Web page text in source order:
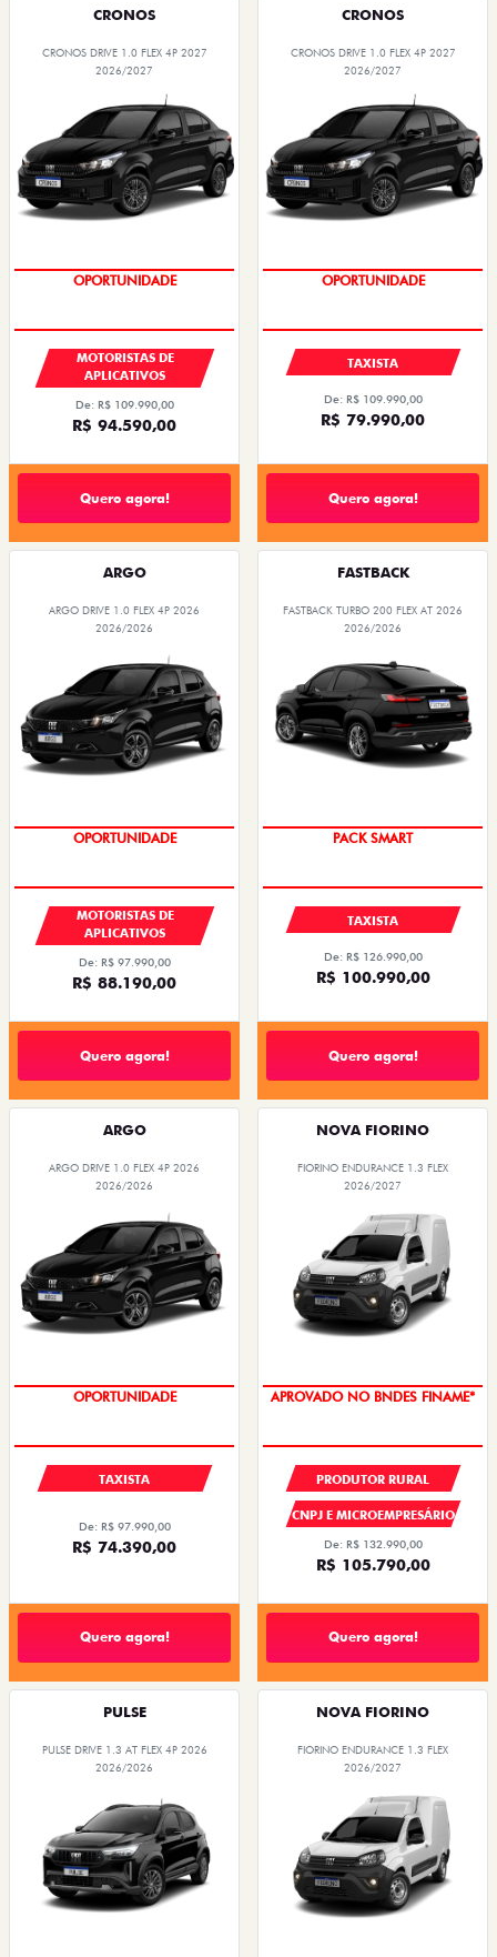
CRONOS
CRONOS DRIVE 1.0 FLEX 4P 2027
2026/2027
OPORTUNIDADE
MOTORISTAS DE
APLICATIVOS
De: R$ 109.990,00
R$ 94.590,00
Quero agora!
CRONOS
CRONOS DRIVE 1.0 FLEX 4P 2027
2026/2027
OPORTUNIDADE
TAXISTA
De: R$ 109.990,00
R$ 79.990,00
Quero agora!
ARGO
ARGO DRIVE 1.0 FLEX 4P 2026
2026/2026
OPORTUNIDADE
MOTORISTAS DE
APLICATIVOS
De: R$ 97.990,00
R$ 88.190,00
Quero agora!
FASTBACK
FASTBACK TURBO 200 FLEX AT 2026
2026/2026
PACK SMART
TAXISTA
De: R$ 126.990,00
R$ 100.990,00
Quero agora!
ARGO
ARGO DRIVE 1.0 FLEX 4P 2026
2026/2026
OPORTUNIDADE
TAXISTA
De: R$ 97.990,00
R$ 74.390,00
Quero agora!
NOVA FIORINO
FIORINO ENDURANCE 1.3 FLEX
2026/2027
APROVADO NO BNDES FINAME*
PRODUTOR RURAL
CNPJ E MICROEMPRESÁRIO
De: R$ 132.990,00
R$ 105.790,00
Quero agora!
PULSE
PULSE DRIVE 1.3 AT FLEX 4P 2026
2026/2026
NOVA FIORINO
FIORINO ENDURANCE 1.3 FLEX
2026/2027